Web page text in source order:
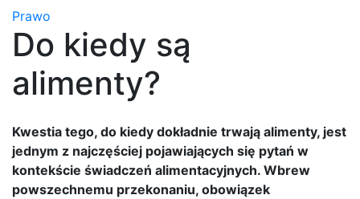
Prawo
Do kiedy są
alimenty?
Kwestia tego, do kiedy dokładnie trwają alimenty, jest
jednym z najczęściej pojawiających się pytań w
kontekście świadczeń alimentacyjnych. Wbrew
powszechnemu przekonaniu, obowiązek